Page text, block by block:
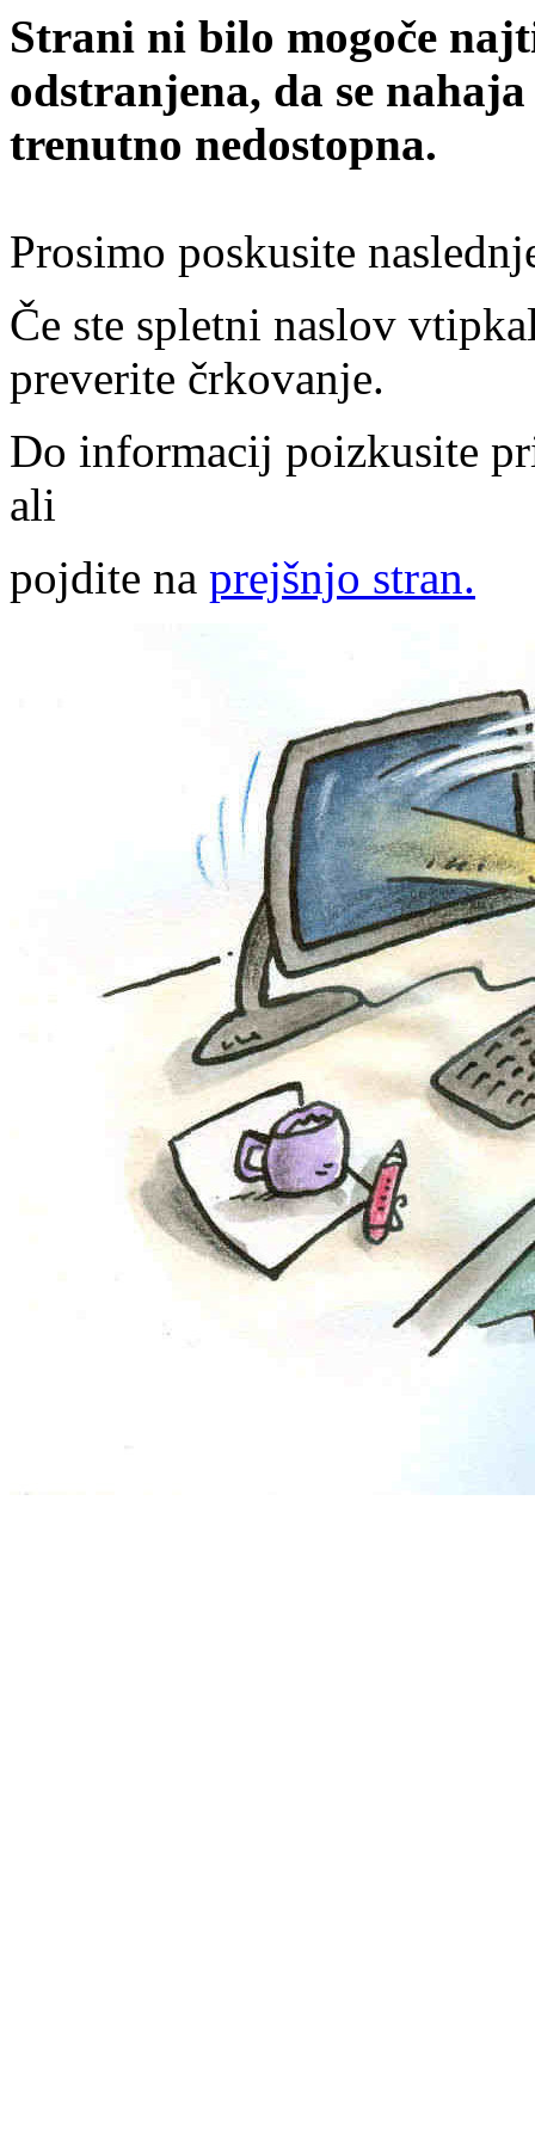
Strani ni bilo mogoče
odstranjena, da se
trenutno nedostopna.
Prosimo poskusite
Če ste spletni naslov
preverite črkovanje.
Do informacij poizkusite
ali
pojdite na prejšnjo stran.